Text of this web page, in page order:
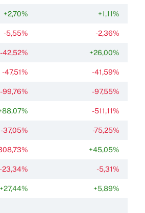
+2,70% +1,11%
-5,55% -2,36%
-42,52% +26,00%
-47,51% -41,59%
-99,76% -97,55%
-511,11%
-37,05% -75,25%
+45,05%
-23,34% -5,31%
+27,44% +5,89%